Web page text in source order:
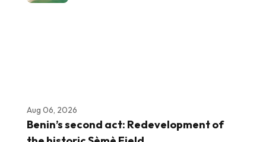
Aug 06, 2026
Benin’s second act: Redevelopment of